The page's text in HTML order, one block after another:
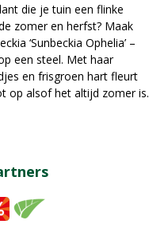
die je tuin een flinke
zomer en herfst? Maak
‘Sunbeckia Ophelia’ –
een steel. Met haar
en frisgroen hart fleurt
op alsof het altijd zomer is.